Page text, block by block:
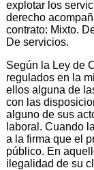
explotar los
derecho
contrato: Mixto.
De servicios.
Según la Ley de
regulados en la
ellos alguna de
con las
alguno de sus
laboral. Cuando
a la firma que el
público. En
ilegalidad de su